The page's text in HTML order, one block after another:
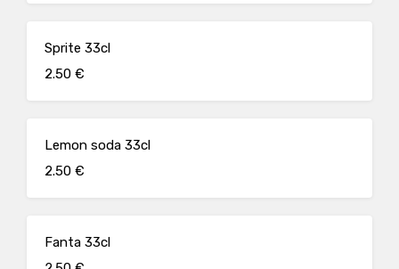
Sprite 33cl
2.50 €
Lemon soda 33cl
2.50 €
Fanta 33cl